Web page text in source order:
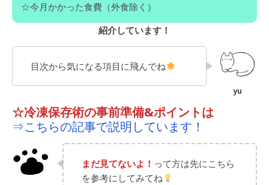
☆今月かかった食費（外食除く）
紹介しています！
目次から気になる項目に飛んでね
☆冷凍保存術の事前準備&ポイントは
⇒こちらの記事で説明しています！
まだ見てないよ！ って方は先にこちら
を参考にしてみてね